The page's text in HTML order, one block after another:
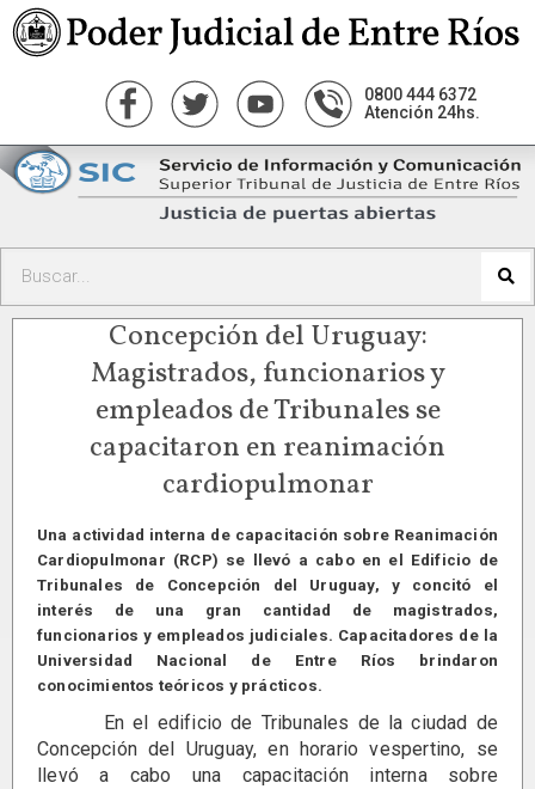
0800 444 6372
Atención 24hs.
Concepción del Uruguay:
Magistrados, funcionarios y
empleados de Tribunales se
capacitaron en reanimación
cardiopulmonar
Una actividad interna de capacitación sobre Reanimación
Cardiopulmonar (RCP) se llevó a cabo en el Edificio de
Tribunales de Concepción del Uruguay, y concitó el
interés de una gran cantidad de magistrados,
funcionarios y empleados judiciales. Capacitadores de la
Universidad Nacional de Entre Ríos brindaron
conocimientos teóricos y prácticos.
En el edificio de Tribunales de la ciudad de
Concepción del Uruguay, en horario vespertino, se
llevó a cabo una capacitación interna sobre